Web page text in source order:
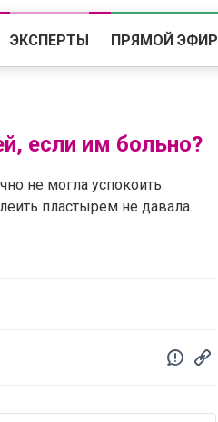
ЭКСПЕРТЫ ПРЯМОЙ ЭФИР
если им больно?
не могла успокоить.
пластырем не давала.